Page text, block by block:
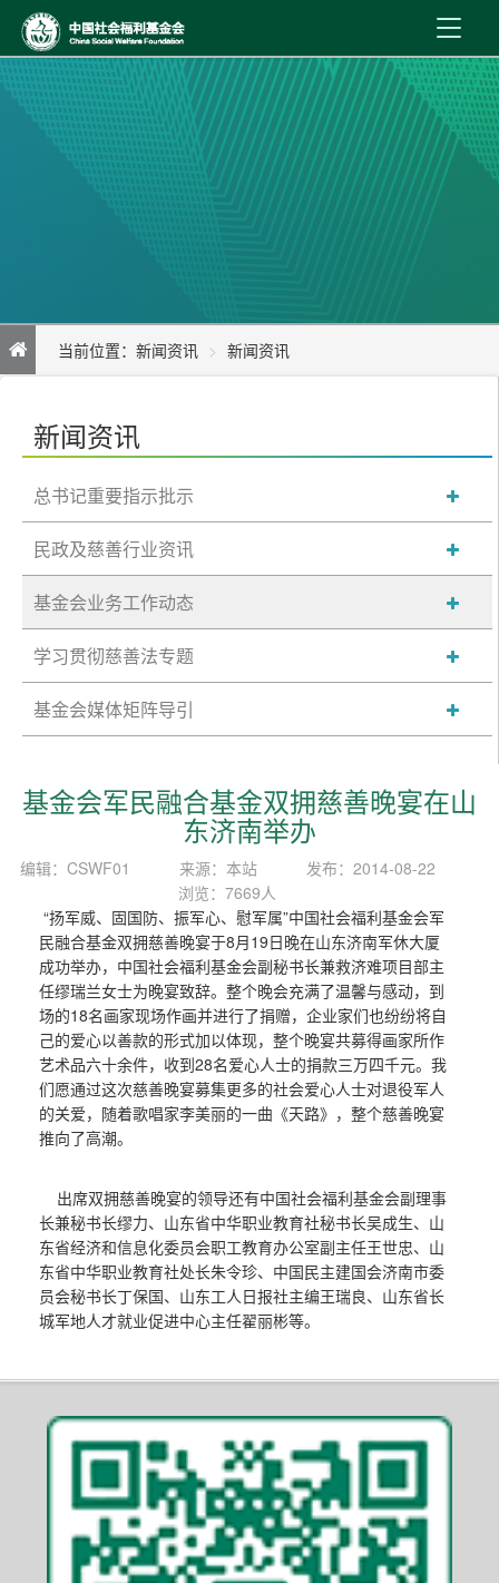
首 页
新闻资讯
机构介绍
当前位置： 新闻资讯 新闻资讯
新闻资讯
总书记重要指示批示
民政及慈善行业资讯
基金会业务工作动态
学习贯彻慈善法专题
基金会媒体矩阵导引
基金会军民融合基金双拥慈善晚宴在山
东济南举办
编辑：CSWF01 来源：本站
发布：2014-08-22
浏览：7669人
“扬军威、固国防、振军心、慰军属”中国社会福利基金会军
民融合基金双拥慈善晚宴于8月19日晚在山东济南军休大厦
成功举办，中国社会福利基金会副秘书长兼救济难项目部主
任缪瑞兰女士为晚宴致辞。整个晚会充满了温馨与感动，到
场的18名画家现场作画并进行了捐赠，企业家们也纷纷将自
己的爱心以善款的形式加以体现，整个晚宴共募得画家所作
艺术品六十余件，收到28名爱心人士的捐款三万四千元。我
们愿通过这次慈善晚宴募集更多的社会爱心人士对退役军人
的关爱，随着歌唱家李美丽的一曲《天路》，整个慈善晚宴
推向了高潮。
出席双拥慈善晚宴的领导还有中国社会福利基金会副理事
长兼秘书长缪力、山东省中华职业教育社秘书长吴成生、山
东省经济和信息化委员会职工教育办公室副主任王世忠、山
东省中华职业教育社处长朱令珍、中国民主建国会济南市委
员会秘书长丁保国、山东工人日报社主编王瑞良、山东省长
城军地人才就业促进中心主任翟丽彬等。